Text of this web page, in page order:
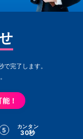
完了します。
！
5 カンタン
30秒